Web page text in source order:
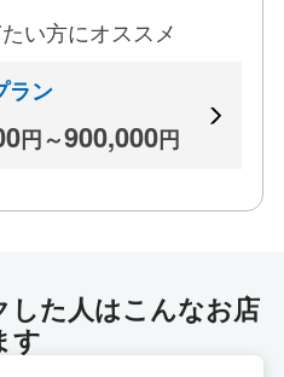
ンオフをしっかりつけ
て働きたいと思う女性の
」で新しいスタートを切
代全額負担など、さまざ
おりますので、気軽にお
は、顔写真付きの身分証
心よりお待ちしておりま
い方にオススメ
ラン
円～900,000円
た人はこんなお店
す